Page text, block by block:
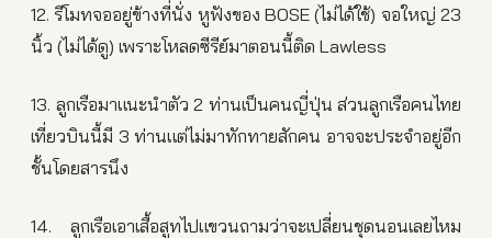
12. รีโมทจออยู่ข้างที่นั่ง หูฟังของ BOSE (ไม่ได้ใช้) จอใหญ่ 23
นิ้ว (ไม่ได้ดู) เพราะโหลดซีรีย์มาตอนนี้ติด Lawless
13. ลูกเรือมาแนะนำตัว 2 ท่านเป็นคนญี่ปุ่น ส่วนลูกเรือคนไทย
เที่ยวบินนี้มี 3 ท่านแต่ไม่มาทักทายสักคน อาจจะประจำอยู่อีก
ชั้นโดยสารนึง
14. ลูกเรือเอาเสื้อสูทไปแขวนถามว่าจะเปลี่ยนชุดนอนเลยไหม